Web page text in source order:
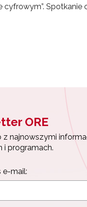
Spotkanie
ORE
z najnowszymi
i programach.
e-mail: